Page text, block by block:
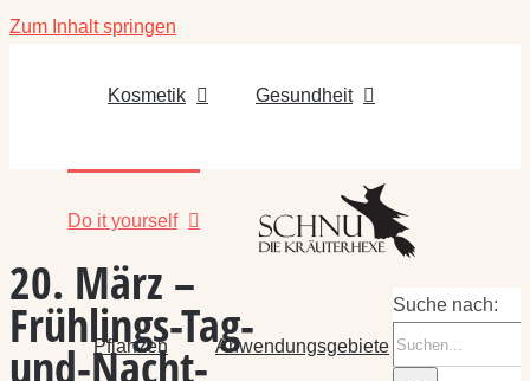
Zum Inhalt springen
Kosmetik Gesundheit
Do it yourself
Pflanzen Anwendungsgebiete
20. März –
Frühlings-Tag-
und-Nacht-
Suche nach: